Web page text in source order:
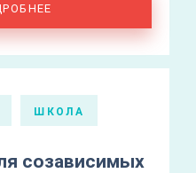
ШКОЛА
созависимых